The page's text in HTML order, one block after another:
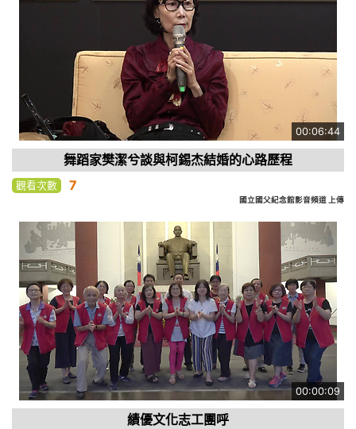
00:06:44
舞蹈家樊潔兮談與柯錫杰結婚的心路歷程
觀看次數 7
國立國父紀念館影音頻道 上傳
00:00:09
績優文化志工團呼